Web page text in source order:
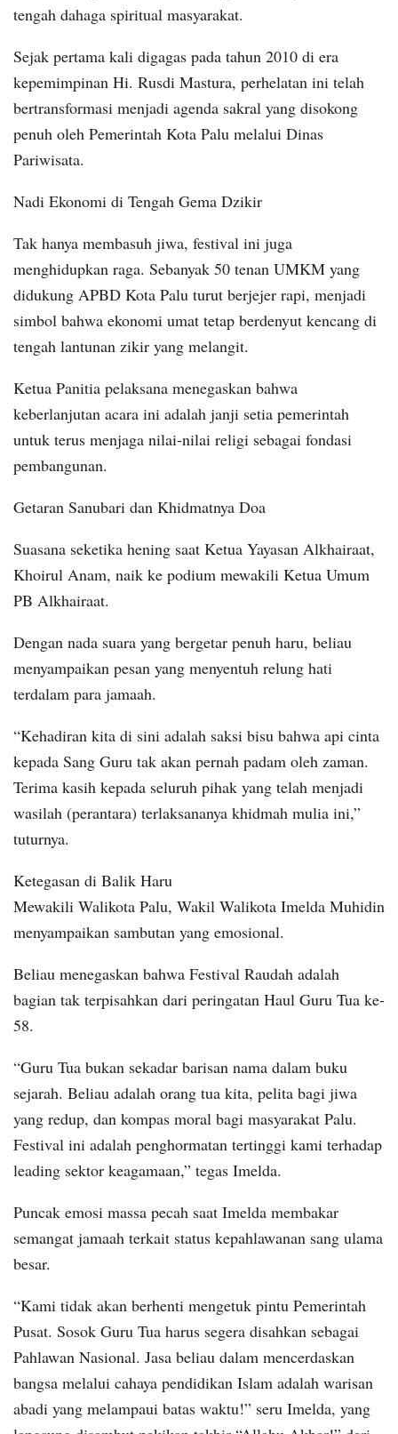
tengah dahaga spiritual masyarakat.
Sejak pertama kali digagas pada tahun 2010 di era
kepemimpinan Hi. Rusdi Mastura, perhelatan ini telah
bertransformasi menjadi agenda sakral yang disokong
penuh oleh Pemerintah Kota Palu melalui Dinas
Pariwisata.
Nadi Ekonomi di Tengah Gema Dzikir
Tak hanya membasuh jiwa, festival ini juga
menghidupkan raga. Sebanyak 50 tenan UMKM yang
didukung APBD Kota Palu turut berjejer rapi, menjadi
simbol bahwa ekonomi umat tetap berdenyut kencang di
tengah lantunan zikir yang melangit.
Ketua Panitia pelaksana menegaskan bahwa
keberlanjutan acara ini adalah janji setia pemerintah
untuk terus menjaga nilai-nilai religi sebagai fondasi
pembangunan.
Getaran Sanubari dan Khidmatnya Doa
Suasana seketika hening saat Ketua Yayasan Alkhairaat,
Khoirul Anam, naik ke podium mewakili Ketua Umum
PB Alkhairaat.
Dengan nada suara yang bergetar penuh haru, beliau
menyampaikan pesan yang menyentuh relung hati
terdalam para jamaah.
“Kehadiran kita di sini adalah saksi bisu bahwa api cinta
kepada Sang Guru tak akan pernah padam oleh zaman.
Terima kasih kepada seluruh pihak yang telah menjadi
wasilah (perantara) terlaksananya khidmah mulia ini,”
tuturnya.
Ketegasan di Balik Haru
Mewakili Walikota Palu, Wakil Walikota Imelda Muhidin
menyampaikan sambutan yang emosional.
Beliau menegaskan bahwa Festival Raudah adalah
bagian tak terpisahkan dari peringatan Haul Guru Tua ke-
58.
“Guru Tua bukan sekadar barisan nama dalam buku
sejarah. Beliau adalah orang tua kita, pelita bagi jiwa
yang redup, dan kompas moral bagi masyarakat Palu.
Festival ini adalah penghormatan tertinggi kami terhadap
leading sektor keagamaan,” tegas Imelda.
Puncak emosi massa pecah saat Imelda membakar
semangat jamaah terkait status kepahlawanan sang ulama
besar.
“Kami tidak akan berhenti mengetuk pintu Pemerintah
Pusat. Sosok Guru Tua harus segera disahkan sebagai
Pahlawan Nasional. Jasa beliau dalam mencerdaskan
bangsa melalui cahaya pendidikan Islam adalah warisan
abadi yang melampaui batas waktu!” seru Imelda, yang